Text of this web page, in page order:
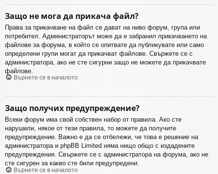
Защо не мога да прикача файл?
Права за прикачване на файл се дават на ниво форум, група или
потребител. Администраторът може да е забранил прикачването на
файлове за форума, в който се опитвате да публикувате или само
определени групи могат да прикачват файлове. Свържете се с
администратора, ако не сте сигурни защо не можете да прикачвате
файлове.
Върнете се в началото
Защо получих предупреждение?
Всеки форум има свой собствен набор от правила. Ако сте
нарушили, някое от тези правила, то можете да получите
предупреждение. Важно е да се отбележи, че това е решение на
администратора и phpBB Limited няма нищо общо с издадените
предупреждения. Свържете се с администратора на форума, ако не
сте сигурен за какво сте били предупредени.
Върнете се в началото